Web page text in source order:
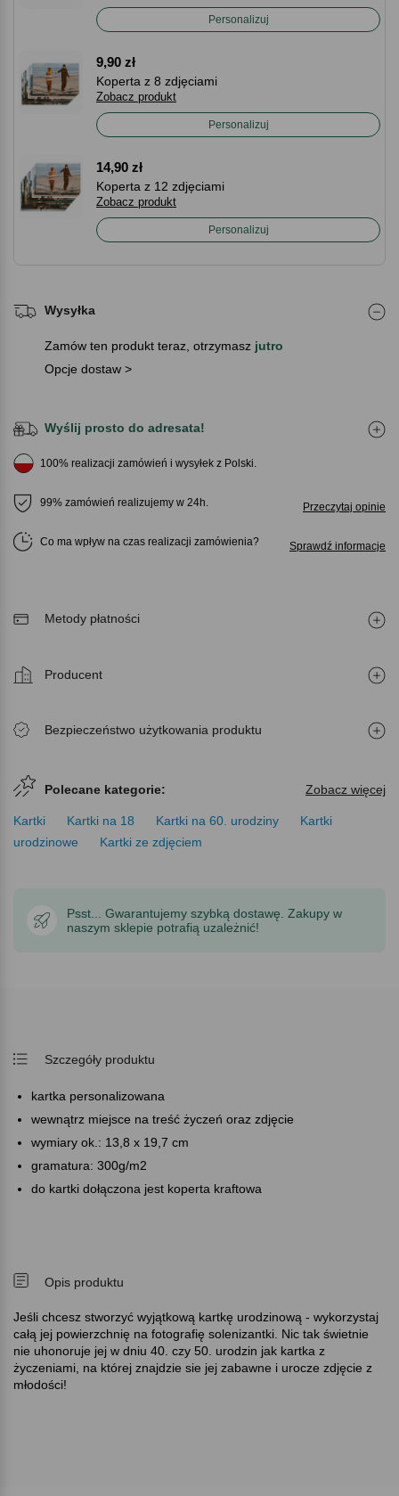
Personalizuj
9,90 zł
Koperta z 8 zdjęciami
Zobacz produkt
Personalizuj
14,90 zł
Koperta z 12 zdjęciami
Zobacz produkt
Personalizuj
Wysyłka
Zamów ten produkt teraz, otrzymasz jutro
Opcje dostaw >
Wyślij prosto do adresata!
100% realizacji zamówień i wysyłek z Polski.
99% zamówień realizujemy w 24h. Przeczytaj opinie
Co ma wpływ na czas realizacji zamówienia Sprawdź informacje
Metody płatności
Producent
Bezpieczeństwo użytkowania produktu
Polecane kategorie: Zobacz więcej
Kartki Kartki na 18 Kartki na 60. urodziny
Kartki
urodzinowe
Kartki ze zdjęciem
Psst... Gwarantujemy szybką dostawę. Zakupy w
naszym sklepie potrafią uzależnić!
Szczegóły produktu
kartka personalizowana
wewnątrz miejsce na treść życzeń oraz zdjęcie
wymiary ok.: 13,8 x 19,7 cm
gramatura: 300g/m2
do kartki dołączona jest koperta kraftowa
Opis produktu
Jeśli chcesz stworzyć wyjątkową kartkę urodzinową - wykorzystaj
całą jej powierzchnię na fotografię solenizantki. Nic tak świetnie
nie uhonoruje jej w dniu 40. czy 50. urodzin jak kartka z
życzeniami, na której znajdzie sie jej zabawne i urocze zdjęcie z
młodości!